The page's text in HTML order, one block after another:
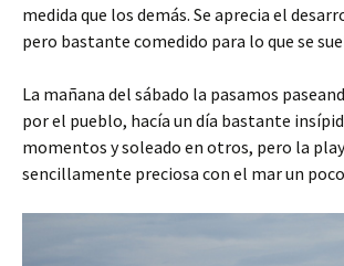
medida que los demás. Se aprecia el
pero bastante comedido para lo que se
La mañana del sábado la pasamos
por el pueblo, hacía un día bastante
momentos y soleado en otros, pero la
sencillamente preciosa con el mar un